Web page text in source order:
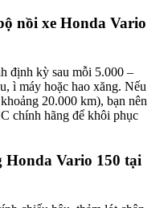
nồi xe Honda Vario
định kỳ sau mỗi 5.000 –
ì máy hoặc hao xăng. Nếu
20.000 km), bạn nên
chính hãng để khôi phục
Honda Vario 150 tại